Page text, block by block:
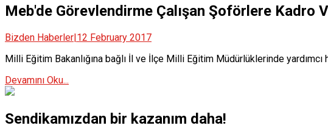
Meb'de Görevlendirme Çalışan Şoförlere Kadro
Bizden Haberler|12 February 2017
Milli Eğitim Bakanlığına bağlı İl ve İlçe Milli Eğitim Müdürlüklerinde
Devamını Oku...
Sendikamızdan bir kazanım daha!